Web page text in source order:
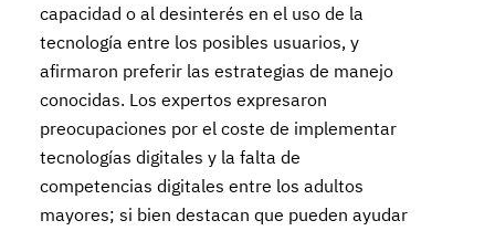
capacidad o al desinterés en el uso de la
tecnología entre los posibles usuarios, y
afirmaron preferir las estrategias de manejo
conocidas. Los expertos expresaron
preocupaciones por el coste de implementar
tecnologías digitales y la falta de
competencias digitales entre los adultos
mayores; si bien destacan que pueden ayudar